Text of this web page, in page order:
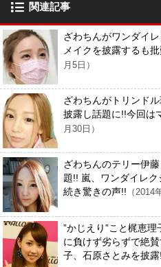
関連記事
ざわちんがワンダイ
メイクを披露するも
月5日）
ざわちんがトリンド
披露し話題に!!今回は
月30日）
ざわちんのテリー伊
題!! 嵐、ワンダイレ
続き驚きの声!! （2014
”かじえり”こと梶恵
に負けず劣らずで絶
子、石原さとみを披露!